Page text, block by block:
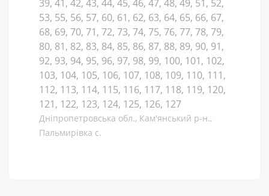
39, 41, 42, 43, 44, 45, 46, 47, 48, 49, 51, 52,
53, 55, 56, 57, 60, 61, 62, 63, 64, 65, 66, 67,
68, 69, 70, 71, 72, 73, 74, 75, 76, 77, 78, 79,
80, 81, 82, 83, 84, 85, 86, 87, 88, 89, 90, 91,
92, 93, 94, 95, 96, 97, 98, 99, 100, 101, 102,
103, 104, 105, 106, 107, 108, 109, 110, 111,
112, 113, 114, 115, 116, 117, 118, 119, 120,
121, 122, 123, 124, 125, 126, 127
Дніпропетровська обл., Кам'янський р-н.,
Пальмирівка с.